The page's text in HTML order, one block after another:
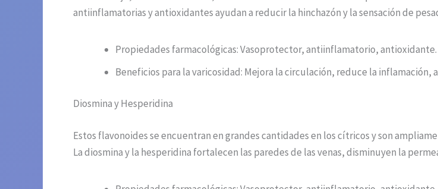
antiinflamatorias y antioxidantes ayudan a reducir la hinchazón y la sensación de
Propiedades farmacológicas: Vasoprotector, antiinflamatorio, antioxidante.
Beneficios para la varicosidad: Mejora la circulación, reduce la inflamación,
Diosmina y Hesperidina
Estos flavonoides se encuentran en grandes cantidades en los cítricos y son
La diosmina y la hesperidina fortalecen las paredes de las venas, disminuyen la